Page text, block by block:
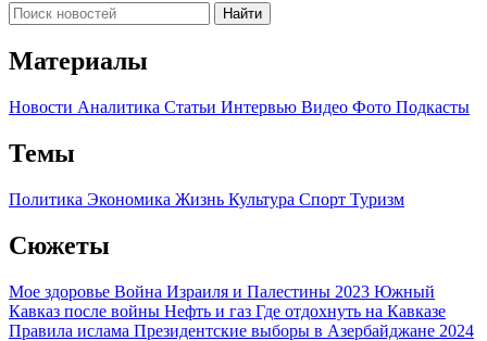
Найти
Материалы
Новости Аналитика Статьи Интервью Видео Фото Подкасты
Темы
Политика Экономика Жизнь Культура Спорт Туризм
Сюжеты
Мое здоровье Война Израиля и Палестины 2023 Южный
Кавказ после войны Нефть и газ Где отдохнуть на Кавказе
Правила ислама Президентские выборы в Азербайджане 2024